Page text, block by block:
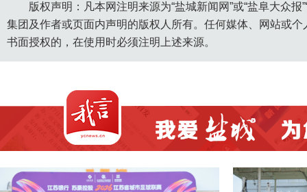
版权声明：凡本网注明来源为“盐城新闻网”或“盐阜大众
集团及作者或页面内声明的版权人所有。任何媒体、网站或
书面授权的，在使用时必须注明上述来源。